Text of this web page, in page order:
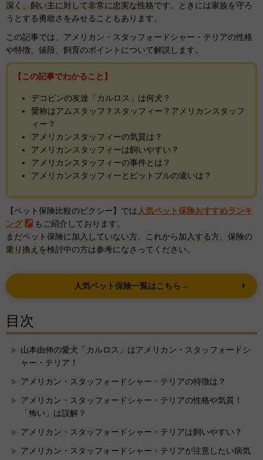
深く、飼い主に対して非常に忠実な性格です。ときには家族を守ろ
うとする勇敢さをみせることもあります。
この記事では、アメリカン・スタッフォードシャー・テリアの性格
や特徴、値段、飼育のポイントについて解説します。
【この記事でわかること】
デコピンの友達「カルロス」は何犬？
愛称はアムスタッフ？スタッフィー？アメリカンスタッフ
ィー？
アメリカンスタッフィーの気質は？
アメリカンスタッフィーは飼いやすい？
アメリカンスタッフィーの事件とは？
アメリカンスタッフィーとピットブルの違いは？
【ペット保険比較のピクシー】では人気ペット保険おすすめランキ
ング
もご紹介しております。
まだペット保険に加入していない方、これから加入する方、保険の
乗り換えを検討中の方は参考になさってください。
人気ペット保険一覧はこちら→
目次
山本由伸の愛犬「カルロス」はアメリカン・スタッフォードシ
ャー・テリア！
アメリカン・スタッフォードシャー・テリアの特徴は？
アメリカン・スタッフォードシャー・テリアの性格や気質！
「怖い」は誤解？
アメリカン・スタッフォードシャー・テリアは飼いやすい？
アメリカン・スタッフォードシャー・テリアが注意したい病気